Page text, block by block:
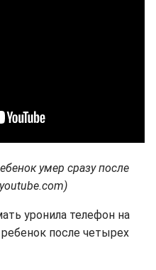
умер сразу после
youtube.com)
уронила телефон на
после четырех